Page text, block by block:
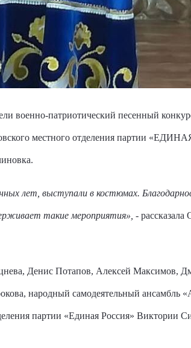
военно-патриотический песенный
местного отделения партии
лет, выступали в костюмах.
такие мероприятия», - рассказала
Денис Потапов, Алексей Максимов,
народный самодеятельный ансамбль
партии «Единая Россия» Виктории